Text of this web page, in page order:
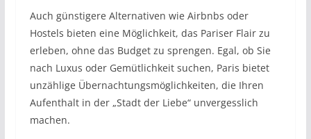
Auch günstigere Alternativen wie Airbnbs oder
Hostels bieten eine Möglichkeit, das Pariser Flair zu
erleben, ohne das Budget zu sprengen. Egal, ob Sie
nach Luxus oder Gemütlichkeit suchen, Paris bietet
unzählige Übernachtungsmöglichkeiten, die Ihren
Aufenthalt in der „Stadt der Liebe“ unvergesslich
machen.